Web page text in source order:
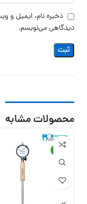
ذخیره نام، ایمیل و
دیدگاهی می‌نویسم.
محصولات مشابه
-14%